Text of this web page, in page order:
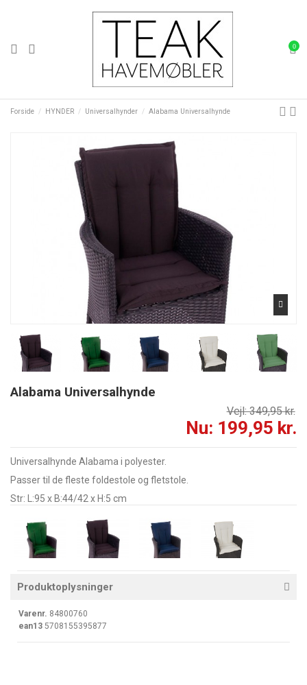
0
Forside HYNDER Universalhynder Alabama Universalhynde
Alabama Universalhynde
Vejl: 349,95 kr.
Nu: 199,95 kr.
Universalhynde Alabama i polyester.
Passer til de fleste foldestole og fletstole.
Str: L:95 x B:44/42 x H:5 cm
Produktoplysninger
Varenr. 84800760
ean13 5708155395877